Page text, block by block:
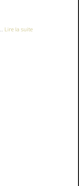
Lire la suite